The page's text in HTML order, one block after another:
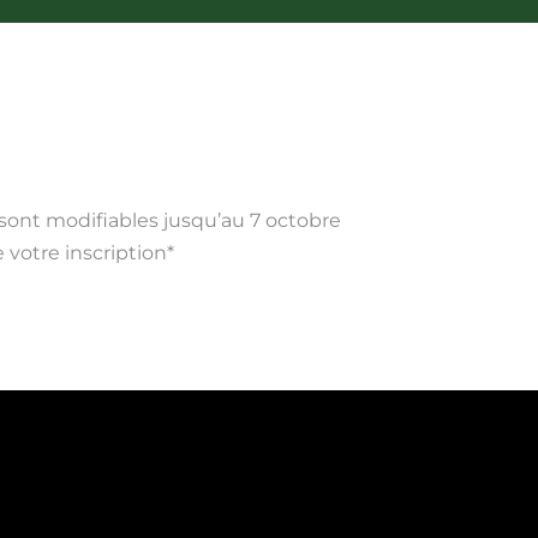
modifiables jusqu’au 7 octobre
votre inscription*